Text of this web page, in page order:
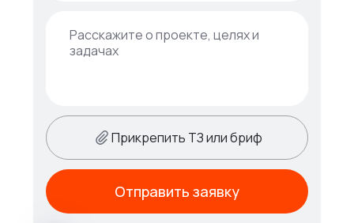
Прикрепить ТЗ или бриф
Отправить заявку